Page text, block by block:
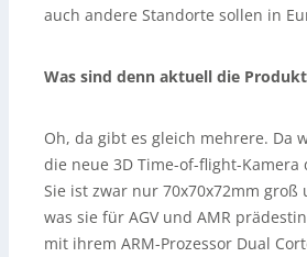
auch andere Standorte sollen in
Was sind denn aktuell die
Oh, da gibt es gleich mehrere. Da
die neue 3D Time-of-flight-Kamera
Sie ist zwar nur 70x70x72mm groß
was sie für AGV und AMR
mit ihrem ARM-Prozessor Dual